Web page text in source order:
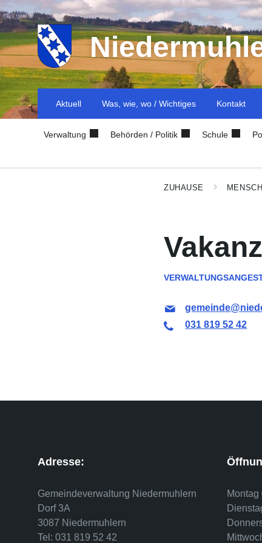
Aktuell Was, wie, wo / Wichtiges Kontakt
Verwaltung Behörden / Politik Schule
ZUHAUSE
031 819 52 42
Adresse:
Gemeindeverwaltung Niedermuhlern
Dorf 3A
3087 Niedermuhlern
Tel: 031 819 52 42
Montag